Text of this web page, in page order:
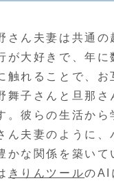
さん夫妻は共通
が大好きで、年
触れることで、
舞子さんと旦那
。彼らの生活か
ん夫妻のように
かな関係を築いて
きりんツールのAI